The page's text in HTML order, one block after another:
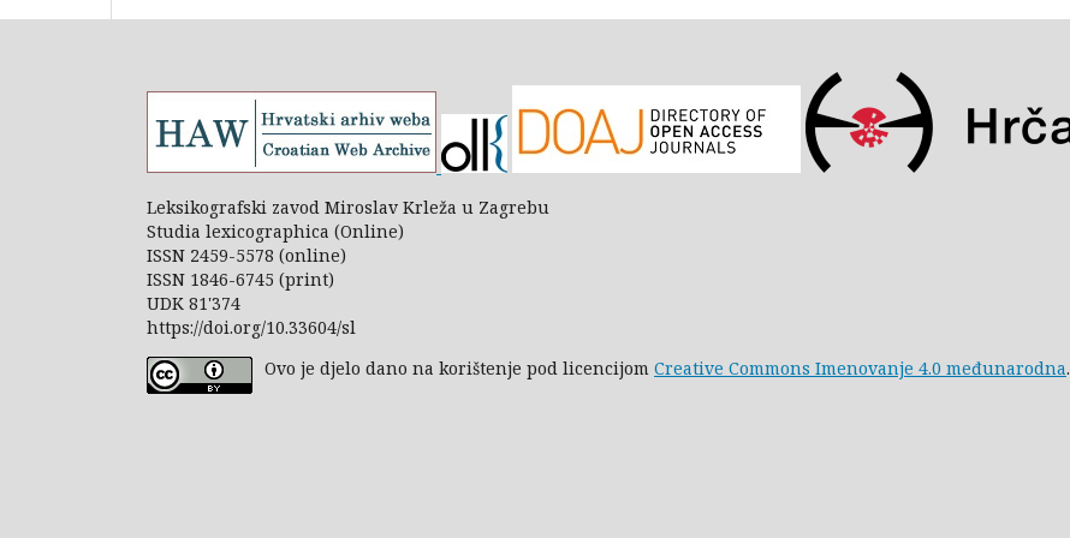
Leksikografski zavod Miroslav Krleža u Zagrebu
Studia lexicographica (Online)
ISSN 2459-5578 (online)
ISSN 1846-6745 (print)
UDK 81'374
https://doi.org/10.33604/sl
Ovo je djelo dano na korištenje pod licencijom Creative Commons Imenovanje 4.0 međunarodna.